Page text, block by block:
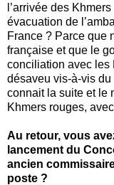
l’arrivée des
évacuation de
France ? Parce que
française et que le
conciliation avec les
désaveu vis-à-vis
connait la suite et le
Khmers rouges,
Au retour, vous
lancement du
ancien
poste ?